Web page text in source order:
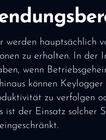
werden hauptsächlich
zu erhalten. In der
wenn
können
zu verfolgen
ist der Einsatz solcher